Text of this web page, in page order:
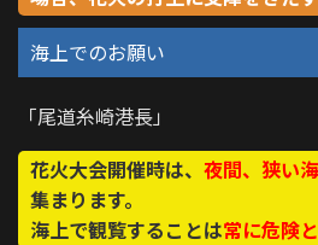
海上でのお願い
「尾道糸崎港長」
花火大会開催時は、 夜間、狭い
集まります。
海上で観覧することは常に危険